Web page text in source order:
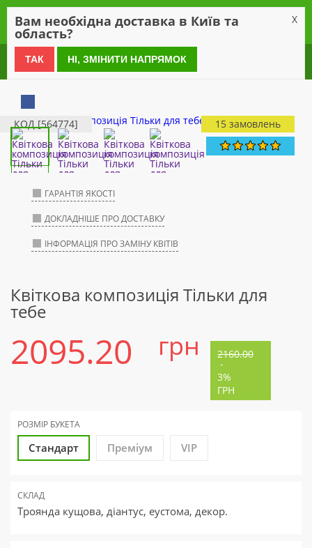
0 800 21 54 55
КОД [564774] 15 замовлень
ГАРАНТІЯ ЯКОСТІ
ДОКЛАДНІШЕ ПРО ДОСТАВКУ
ІНФОРМАЦІЯ ПРО ЗАМІНУ КВІТІВ
Квіткова композиція Тільки для
тебе
2095.20 грн 2160.00
-
3%
ГРН
РОЗМІР БУКЕТА
Стандарт Преміум VIP
СКЛАД
Троянда кущова, діантус, еустома, декор.
Вам необхідна доставка в Київ та
область?
X
ТАК НІ, ЗМІНИТИ НАПРЯМОК